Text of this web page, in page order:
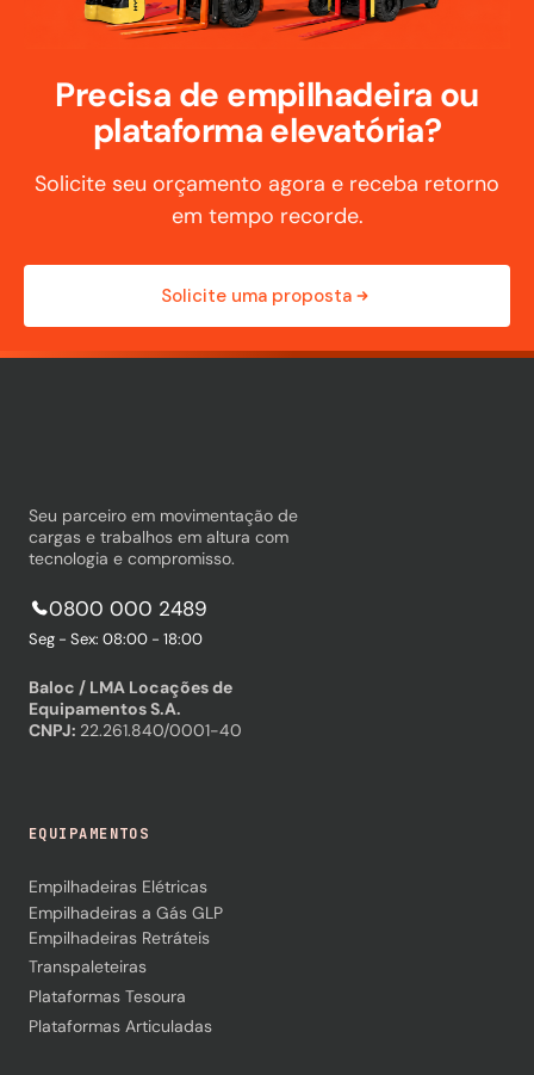
Precisa de empilhadeira ou
plataforma elevatória?
Solicite seu orçamento agora e receba retorno
em tempo recorde.
Solicite uma proposta
Seu parceiro em movimentação de
cargas e trabalhos em altura com
tecnologia e compromisso.
0800 000 2489
Seg - Sex: 08:00 - 18:00
Baloc / LMA Locações de
Equipamentos S.A.
CNPJ: 22.261.840/0001-40
EQUIPAMENTOS
Empilhadeiras Elétricas
Empilhadeiras a Gás GLP
Empilhadeiras Retráteis
Transpaleteiras
Plataformas Tesoura
Plataformas Articuladas